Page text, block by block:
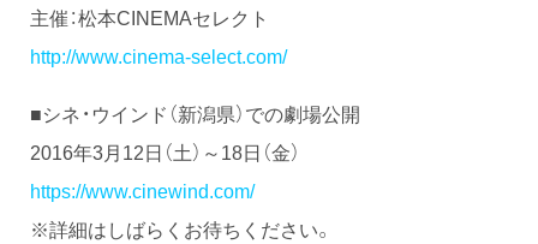
主催：松本CINEMAセレクト
http://www.cinema-select.com/
■シネ・ウインド（新潟県）での劇場公開
2016年3月12日（土）～18日（金）
https://www.cinewind.com/
※詳細はしばらくお待ちください。